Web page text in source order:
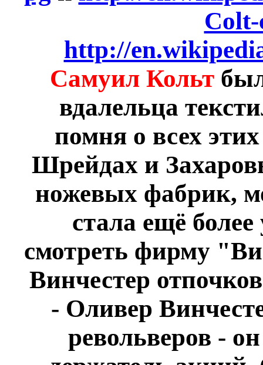
http://
Самуил Кольтбыл
вдалельца
помня о всех
Шрейдах и
ножевых фабрик,
стала ещё
смотреть фирму
Винчестер
- Оливер
револьверов -